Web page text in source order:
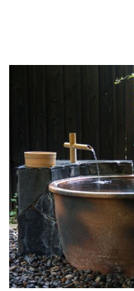
肌触りが柔らかく湯冷
貸切風呂 「洗心の湯
有料 50分 1,650円